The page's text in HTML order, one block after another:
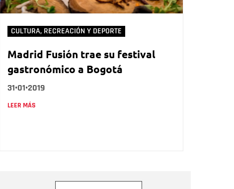
CULTURA, RECREACIÓN Y DEPORTE
Madrid Fusión trae su festival
gastronómico a Bogotá
31•01•2019
LEER MÁS